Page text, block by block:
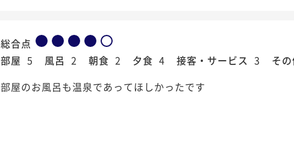
総合点
部屋 5 風呂 2 朝食 2 夕食 4 接客・サービス 3 そ
部屋のお風呂も温泉️であってほしかったです